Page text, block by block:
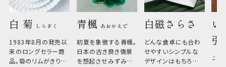
白 菊 しらぎく
1983年8月の発売以
来のロングセラー商
品。菊のリムがきりっ
青楓 あおかえで
初夏を象徴する青楓。
日本の古き良き情景
を想起させみずみず
白磁さらさ
どんな食卓にも合わ
せやすいシンプルな
デザインはもちろん、
い
こひ